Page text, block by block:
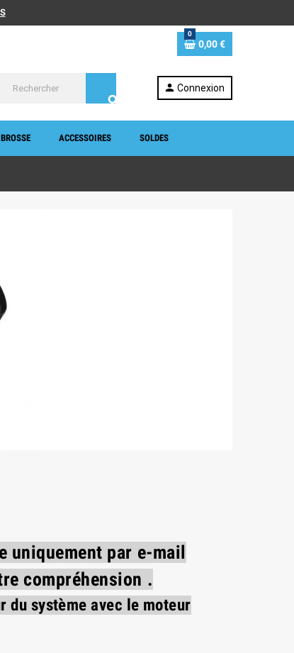
0
0,00 €
search
person Connexion
ACCESSOIRES SOLDES
uniquement par e-mail
compréhension .
système avec le moteur